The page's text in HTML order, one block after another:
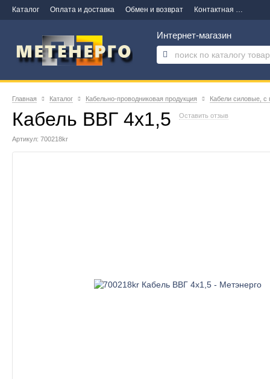
Каталог Оплата и доставка Обмен и возврат Контактная информация
Интернет-магазин
Главная Каталог Кабельно-проводниковая продукция Кабели силовые, с
Кабель ВВГ 4х1,5 Оставить отзыв
Артикул: 700218kr